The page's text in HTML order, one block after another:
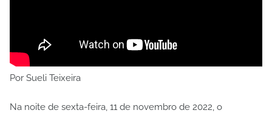
Por Sueli Teixeira
Na noite de sexta-feira, 11 de novembro de 2022, o